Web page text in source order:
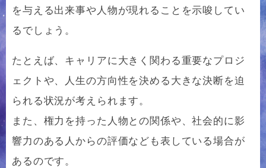
を与える出来事や人物が現れることを示唆してい
るでしょう。
たとえば、キャリアに大きく関わる重要なプロジ
ェクトや、人生の方向性を決める大きな決断を迫
られる状況が考えられます。
また、権力を持った人物との関係や、社会的に影
響力のある人からの評価なども表している場合が
あるのです。